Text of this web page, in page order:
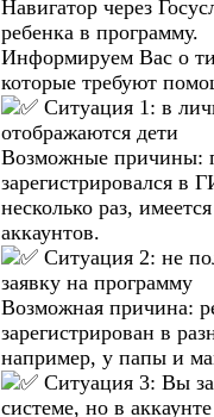
Навигатор через
ребенка в программу.
Информируем Вас о
которые требуют
Ситуация 1: в
отображаются дети
Возможные причины:
зарегистрировался в
несколько раз,
аккаунтов.
Ситуация 2: не
заявку на программу
Возможная причина:
зарегистрирован в
например, у папы и
Ситуация 3: Вы
системе, но в